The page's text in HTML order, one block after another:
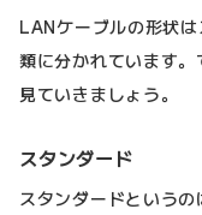
LANケーブルの形状
類に分かれています
見ていきましょう。
スタンダード
スタンダードという